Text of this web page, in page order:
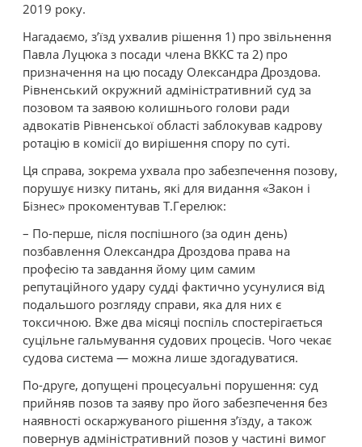
2019 року.
Нагадаємо, з’їзд ухвалив рішення 1) про звільнення
Павла Луцюка з посади члена ВККС та 2) про
призначення на цю посаду Олександра Дроздова.
Рівненський окружний адміністративний суд за
позовом та заявою колишнього голови ради
адвокатів Рівненської області заблокував кадрову
ротацію в комісії до вирішення спору по суті.
Ця справа, зокрема ухвала про забезпечення позову,
порушує низку питань, які для видання «Закон і
Бізнес» прокоментував Т.Герелюк:
– По-перше, після поспішного (за один день)
позбавлення Олександра Дроздова права на
професію та завдання йому цим самим
репутаційного удару судді фактично усунулися від
подальшого розгляду справи, яка для них є
токсичною. Вже два місяці поспіль спостерігається
суцільне гальмування судових процесів. Чого чекає
судова система — можна лише здогадуватися.
По-друге, допущені процесуальні порушення: суд
прийняв позов та заяву про його забезпечення без
наявності оскаржуваного рішення з’їзду, а також
повернув адміністративний позов у частині вимог